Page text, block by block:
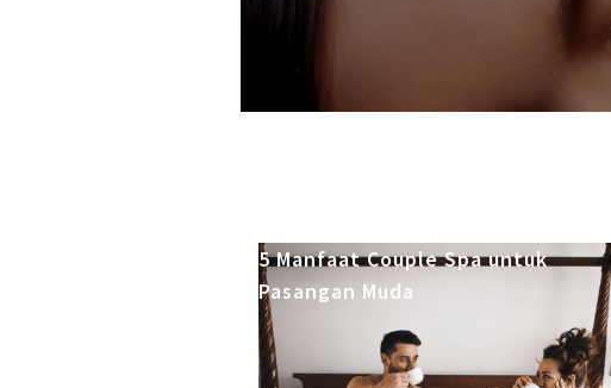
5 Manfaat Couple Spa untuk
Pasangan Muda